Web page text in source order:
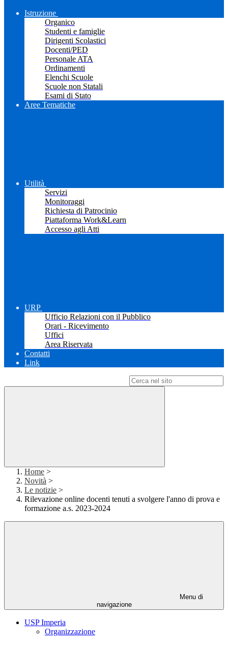
Istruzione
Organico
Studenti e famiglie
Dirigenti Scolastici
Docenti/PED
Personale ATA
Ordinamenti
Elenchi Scuole
Scuole non Statali
Esami di Stato
Aree Tematiche
Utilità
Servizi
Monitoraggi
Richiesta di Patrocinio
Piattaforma Work&Learn
Accesso agli Atti
URP
Ufficio Relazioni con il Pubblico
Orari - Ricevimento
Uffici
Area Riservata
Contatti
Link
Home >
Novità >
Le notizie >
Rilevazione online docenti tenuti a svolgere l'anno di prova e
formazione a.s. 2023-2024
Menu di
navigazione
USP Imperia
Organizzazione